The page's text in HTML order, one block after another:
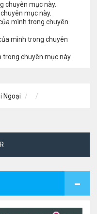
chuyên mục này.
mục này.
mình trong chuyên
mình trong chuyên
chuyên mục này.
Ngoại